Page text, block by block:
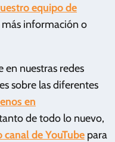
equipo de
información o
nuestras redes
sobre las diferentes
en
de todo lo nuevo,
de YouTube para